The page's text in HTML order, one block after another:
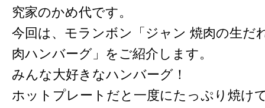
究家のかめ代です。
今回は、モランボン「ジャン 焼肉の生だ
肉ハンバーグ」をご紹介します。
みんな大好きなハンバーグ！
ホットプレートだと一度にたっぷり焼け